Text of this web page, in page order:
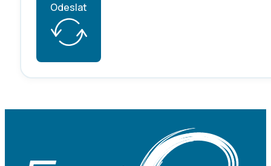
Odeslat